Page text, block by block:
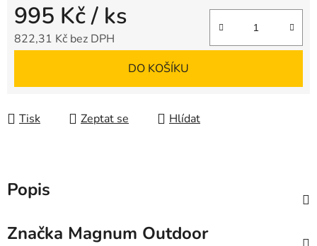
995 Kč/ ks
822,31 Kč bez DPH
DO KOŠÍKU
Tisk Zeptat se Hlídat
Popis
Značka Magnum Outdoor